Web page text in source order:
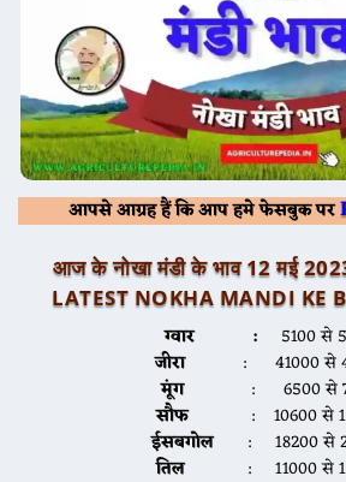
आपसे आग्रह हैं कि आप हमे फेसबुक पर
आज के नोखा मंडी के भाव 12 मई
LATEST NOKHA MANDI KE
ग्वार :
5100 से
जीरा: 41000 से
मूंग: 6500 से
सौफ: 10600 से
ईसबगोल: 18200 से
तिल: 11000 से